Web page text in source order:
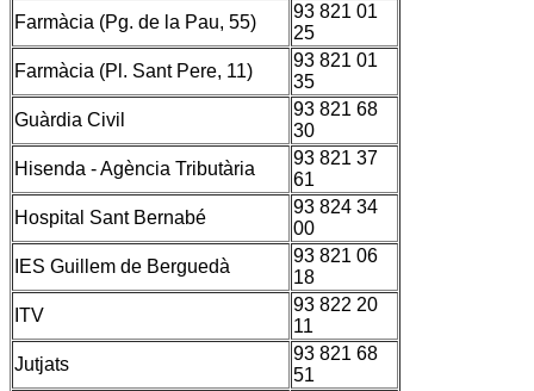
Farmàcia (Pg. de la Pau, 55)
93 821 01
25
Farmàcia (Pl. Sant Pere, 11)
93 821 01
35
Guàrdia Civil
93 821 68
30
Hisenda - Agència Tributària
93 821 37
61
Hospital Sant Bernabé
93 824 34
00
IES Guillem de Berguedà
93 821 06
18
ITV
93 822 20
11
Jutjats
93 821 68
51